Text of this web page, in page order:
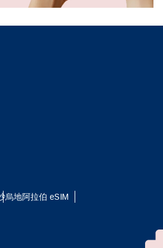
烏地阿拉伯 eSIM